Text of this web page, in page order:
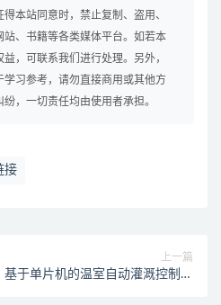
本站同意时，禁止复制、盗用、
、书籍等各类媒体平台。如若本
，可联系我们进行处理。另外，
习参考，请勿直接商用或其他方
，一切责任均由使用者承担。
接
上一篇
基于单片机的温室自动灌溉控制的